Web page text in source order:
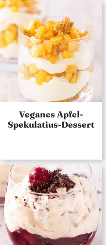
Veganes Apfel-
Spekulatius-Dessert